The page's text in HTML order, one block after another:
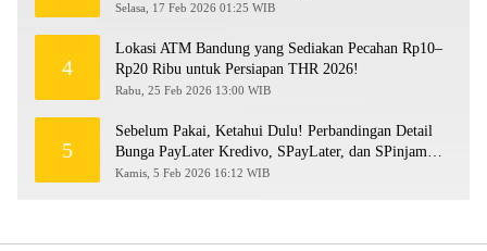
Selasa, 17 Feb 2026 01:25 WIB
4
Lokasi ATM Bandung yang Sediakan Pecahan Rp10–
Rp20 Ribu untuk Persiapan THR 2026!
Rabu, 25 Feb 2026 13:00 WIB
5
Sebelum Pakai, Ketahui Dulu! Perbandingan Detail
Bunga PayLater Kredivo, SPayLater, dan SPinjam
2026
Kamis, 5 Feb 2026 16:12 WIB